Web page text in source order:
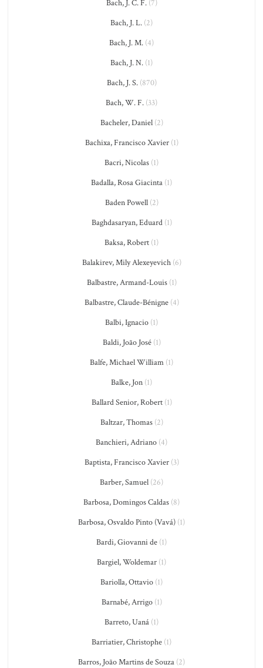
Bach, J. C. F.(7)
Bach, J. L. (2)
Bach, J. M. (4)
Bach, J. N. (1)
Bach, J. S.(870)
Bach, W. F. (33)
Bacheler, Daniel(2)
Bachixa, Francisco Xavier(1)
Bacri, Nicolas (1)
Badalla, Rosa Giacinta (1)
Baden Powell(2)
Baghdasaryan, Eduard(1)
Baksa, Robert (1)
Balakirev, Mily Alexeyevich(6)
Balbastre, Armand-Louis(1)
Balbastre, Claude-Bénigne(4)
Balbi, Ignacio (1)
Baldi, João José(1)
Balfe, Michael William (1)
Balke, Jon (1)
Ballard Senior, Robert(1)
Baltzar, Thomas(2)
Banchieri, Adriano (4)
Baptista, Francisco Xavier(3)
Barber, Samuel (26)
Barbosa, Domingos Caldas (8)
Barbosa, Osvaldo Pinto (Vavá) (1)
Bardi, Giovanni de (1)
Bargiel, Woldemar (1)
Bariolla, Ottavio (1)
Barnabé, Arrigo(1)
Barreto, Uaná (1)
Barriatier, Christophe (1)
Barros, João Martins de Souza (2)